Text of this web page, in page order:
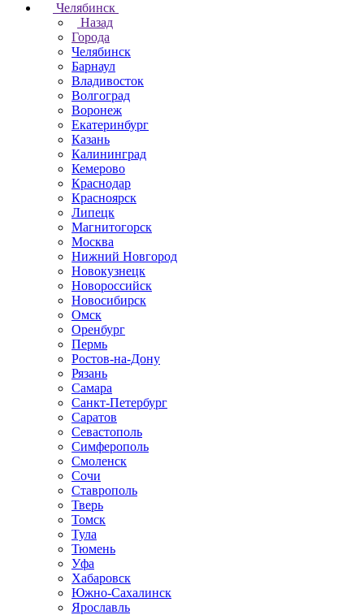
Челябинск
Назад
Города
Челябинск
Барнаул
Владивосток
Волгоград
Воронеж
Екатеринбург
Казань
Калининград
Кемерово
Краснодар
Красноярск
Липецк
Магнитогорск
Москва
Нижний Новгород
Новокузнецк
Новороссийск
Новосибирск
Омск
Оренбург
Пермь
Ростов-на-Дону
Рязань
Самара
Санкт-Петербург
Саратов
Севастополь
Симферополь
Смоленск
Сочи
Ставрополь
Тверь
Томск
Тула
Тюмень
Уфа
Хабаровск
Южно-Сахалинск
Ярославль